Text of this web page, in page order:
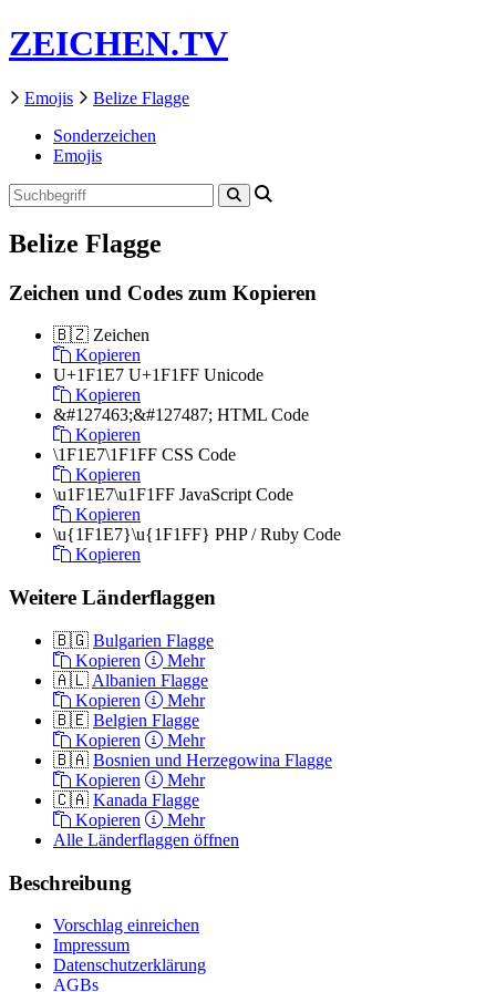
ZEICHEN.TV
Emojis
Belize Flagge
Sonderzeichen
Emojis
Belize Flagge
Zeichen und Codes zum Kopieren
🇧🇿 Zeichen
Kopieren
U+1F1E7 U+1F1FF Unicode
Kopieren
&#127463;&#127487; HTML Code
Kopieren
\1F1E7\1F1FF CSS Code
Kopieren
\u1F1E7\u1F1FF JavaScript Code
Kopieren
\u{1F1E7}\u{1F1FF} PHP / Ruby Code
Kopieren
Weitere Länderflaggen
🇧🇬 Bulgarien Flagge
Kopieren
Mehr
🇦🇱 Albanien Flagge
Kopieren
Mehr
🇧🇪 Belgien Flagge
Kopieren
Mehr
🇧🇦 Bosnien und Herzegowina Flagge
Kopieren
Mehr
🇨🇦 Kanada Flagge
Kopieren
Mehr
Alle Länderflaggen öffnen
Beschreibung
Vorschlag einreichen
Impressum
Datenschutzerklärung
AGBs